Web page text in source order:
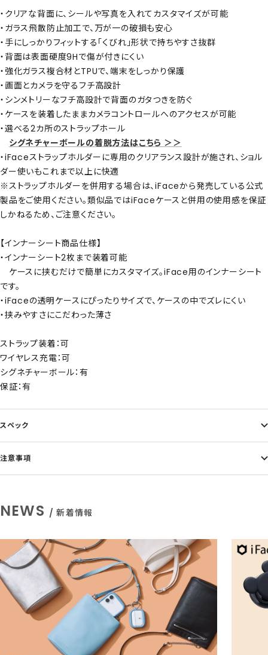
・クリアな背面に、シールや写真を入れてカスタマイズが可能
・ガラス飛散防止加工で、万が一の破損も安心
・手にしっかりフィットする「くびれ」形状で持ちやすさ抜群
・背面は表面硬度9Hで傷が付きにくい
・強化ガラス複合材とTPUで、端末をしっかり保護
・画面とカメラを守るフチ高設計
・シンメトリーなフチ高設計で背面のガタつきを防ぐ
・ケースを装着したままカメラコントロールへのアクセスが可能
・選べる2カ所のストラップホール
シグネチャーボールの着脱方法はこちら ＞＞
・iFaceストラップホルダーに専用のクリアランス設計が施され、ショル
ダー使いもこれまで以上に快適
※ストラップホルダーを併用する場合は、iFaceから発売している公式
製品をご使用ください。類似品ではiFaceケースと併用の使用感を保証
しかねるため、ご注意ください。
【インナーシート商品仕様】
・インナーシート2枚まで装着可能
ケースに挟むだけで簡単にカスタマイズ。iFace用のインナーシート
です。
・iFaceの透明ケースにぴったりサイズで、ケースの中でズレにくい
・挟みやすさにこだわった薄さ
ストラップ装着：可
ワイヤレス充電：可
シグネチャーボール：有
保証：有
スペック
注意事項
NEWS / 新着情報